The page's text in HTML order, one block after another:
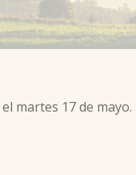
martes 17 de mayo.